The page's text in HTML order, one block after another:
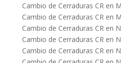
Cambio de Cerraduras CR en
Cambio de Cerraduras CR en
Cambio de Cerraduras CR en
Cambio de Cerraduras CR en
Cambio de Cerraduras CR en